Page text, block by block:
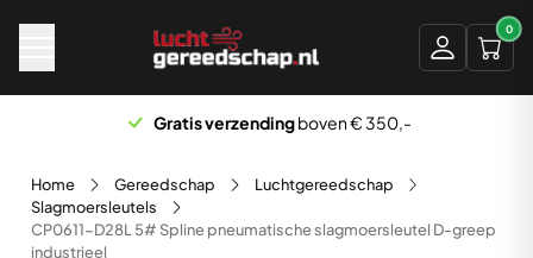
0
Gratis verzendingboven € 350,-
Home Gereedschap
Luchtgereedschap
Slagmoersleutels
CP0611-D28L 5# Spline pneumatische slagmoersleutel D-greep
industrieel